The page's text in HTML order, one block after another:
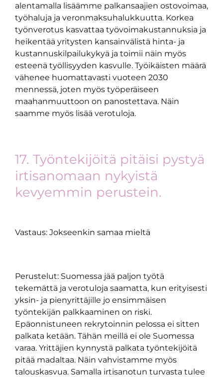
alentamalla lisäämme palkansaajien ostovoimaa,
työhaluja ja veronmaksuhalukkuutta. Korkea
työnverotus kasvattaa työvoimakustannuksia ja
heikentää yritysten kansainvälistä hinta- ja
kustannuskilpailukykyä ja toimii näin myös
esteenä työllisyyden kasvulle. Työikäisten määrä
vähenee huomattavasti vuoteen 2030
mennessä, joten myös työperäiseen
maahanmuuttoon on panostettava. Näin
saamme myös lisää verotuloja.
17. Työntekijöitä pitäisi pystyä
irtisanomaan nykyistä
kevyemmin perustein.
Vastaus: Jokseenkin samaa mieltä
Perustelut: Suomessa jää paljon työtä
tekemättä ja verotuloja saamatta, kun erityisesti
yksin- ja pienyrittäjille jo ensimmäisen
työntekijän palkkaaminen on riski.
Epäonnistuneen rekrytoinnin pelossa ei sitten
palkata ketään. Tähän meillä ei ole Suomessa
varaa. Yrittäjien kynnystä palkata työntekijöitä
pitää madaltaa. Näin vahvistamme myös
talouskasvua. Samalla irtisanotun turvasta tulee